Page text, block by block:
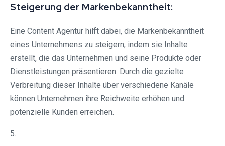
Steigerung der Markenbekanntheit:
Eine Content Agentur hilft dabei, die Markenbekanntheit
eines Unternehmens zu steigern, indem sie Inhalte
erstellt, die das Unternehmen und seine Produkte oder
Dienstleistungen präsentieren. Durch die gezielte
Verbreitung dieser Inhalte über verschiedene Kanäle
können Unternehmen ihre Reichweite erhöhen und
potenzielle Kunden erreichen.
5.